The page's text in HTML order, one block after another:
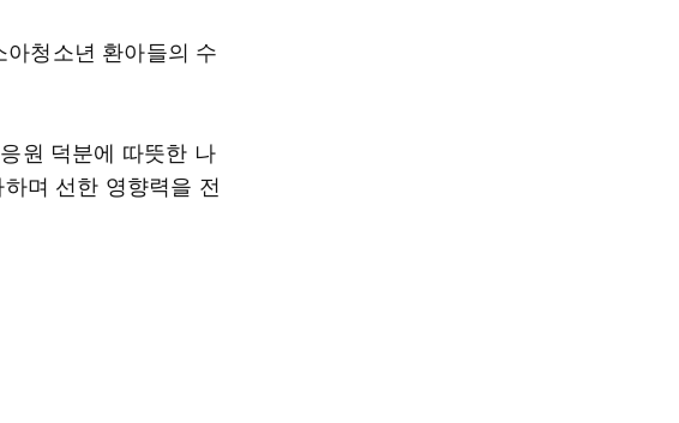
청소년 환아들의 수
원 덕분에 따뜻한 나
며 선한 영향력을 전